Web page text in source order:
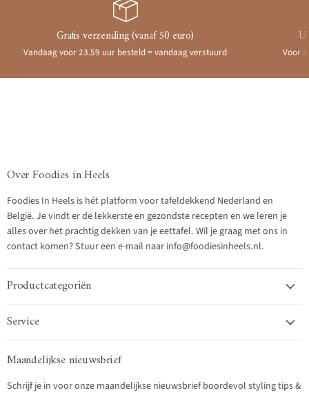
Gratis verzending (vanaf 50 euro)
Vandaag voor 23.59 uur besteld = vandaag verstuurd Voor
Over Foodies in Heels
Foodies In Heels is hét platform voor tafeldekkend Nederland en
België. Je vindt er de lekkerste en gezondste recepten en we leren je
alles over het prachtig dekken van je eettafel. Wil je graag met ons in
contact komen? Stuur een e-mail naar info@foodiesinheels.nl.
Productcategoriën
Service
Maandelijkse nieuwsbrief
Schrijf je in voor onze maandelijkse nieuwsbrief boordevol styling tips &